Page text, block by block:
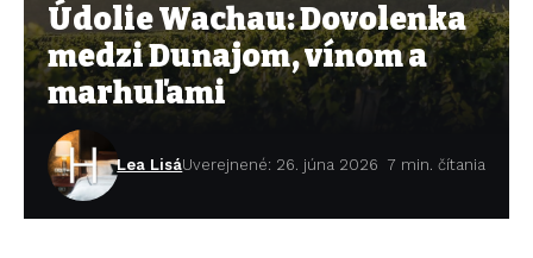
Údolie Wachau: Dovolenka
medzi Dunajom, vínom a
marhuľami
Lea LisáUverejnené: 26. júna 2026 7 min. čítania